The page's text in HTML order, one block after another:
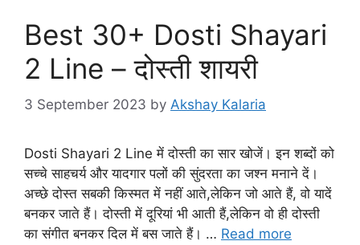
Best 30+ Dosti Shayari
2 Line – दोस्ती शायरी
3 September 2023 by Akshay Kalaria
Dosti Shayari 2 Line में दोस्ती का सार खोजें। इन शब्दों को
सच्चे साहचर्य और यादगार पलों की सुंदरता का जश्न मनाने दें।
अच्छे दोस्त सबकी किस्मत में नहीं आते,लेकिन जो आते हैं, वो यादें
बनकर जाते हैं। दोस्ती में दूरियां भी आती हैं,लेकिन वो ही दोस्ती
का संगीत बनकर दिल में बस जाते हैं। … Read more